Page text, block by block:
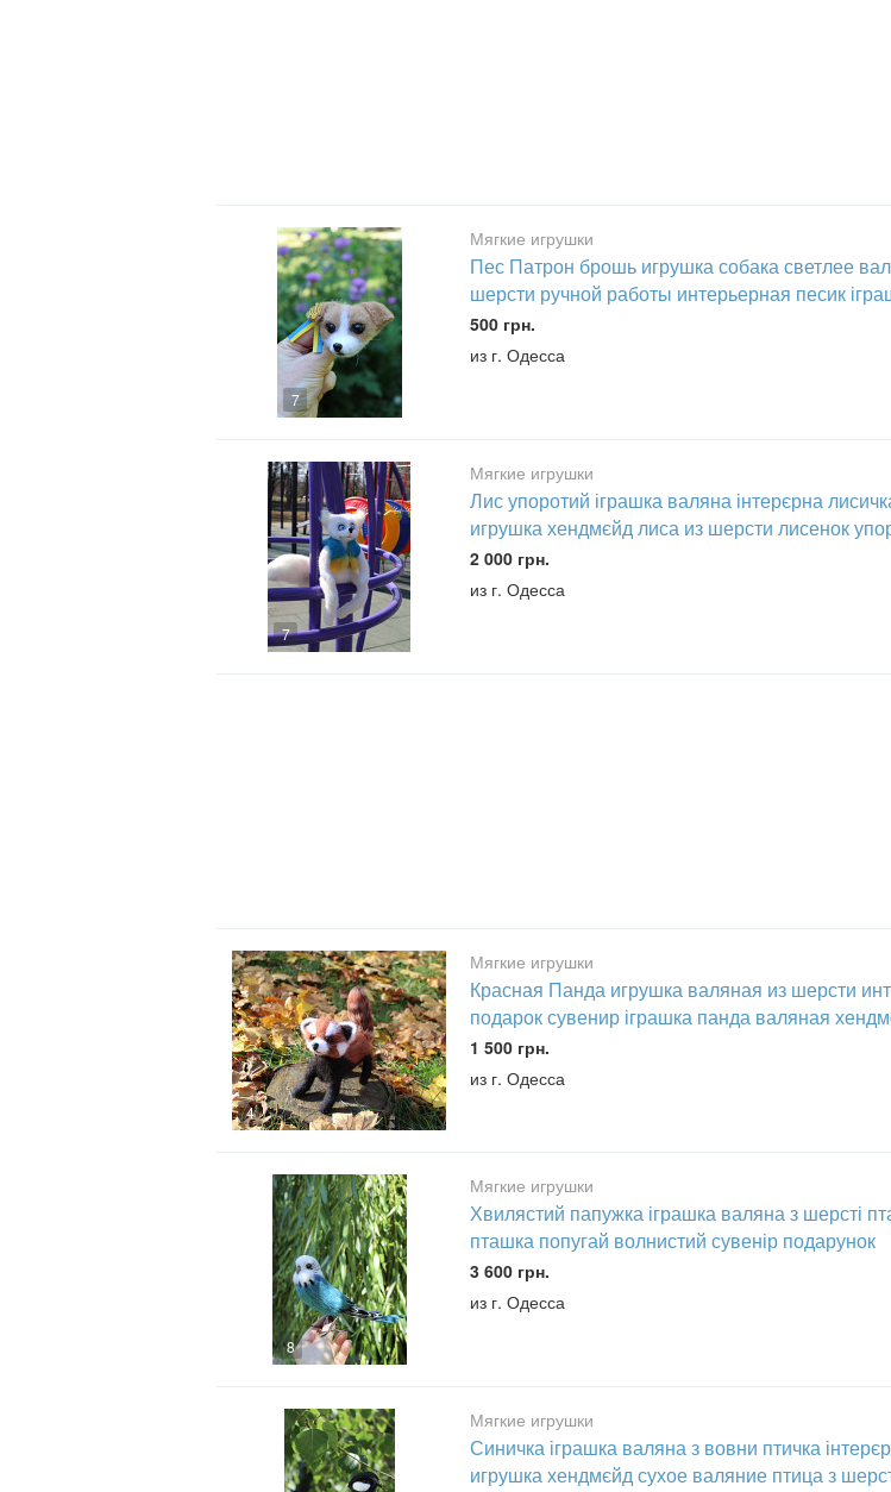
7
Мягкие игрушки
Пес Патрон брошь игрушка собака светлее
шерсти ручной работы интерьерная песик
500 грн.
из г. Одесса
7
Мягкие игрушки
Лис упоротий іграшка валяна інтерєрна
игрушка хендмєйд лиса из шерсти лисенок
2 000 грн.
из г. Одесса
4
Мягкие игрушки
Красная Панда игрушка валяная из шерсти
подарок сувенир іграшка панда валяная
1 500 грн.
из г. Одесса
8
Мягкие игрушки
Хвилястий папужка іграшка валяна з шерсті
пташка попугай волнистий сувенір подарунок
3 600 грн.
из г. Одесса
Мягкие игрушки
Синичка іграшка валяна з вовни птичка
игрушка хендмєйд сухое валяние птица з